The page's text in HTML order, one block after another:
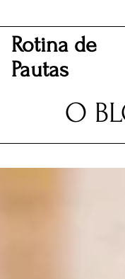
Rotina de
Pautas
O